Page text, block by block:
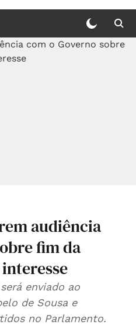
audiência
fim da
enviado ao
de Sousa e
no Parlamento.